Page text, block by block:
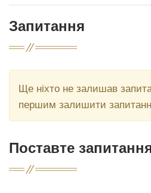
Запитання
Ще ніхто не залишав
першим залишити
Поставте